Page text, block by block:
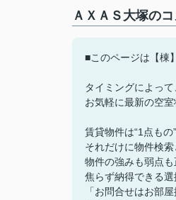
ＡＸＡＳ大塚の
■このページは【棟
タイミングによっ
お気軽に最新の空
賃貸物件は“1点もの”
それだけに物件検
物件の強みも弱点も
焦らず納得できる選
「お問合せはお部